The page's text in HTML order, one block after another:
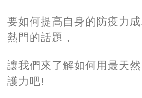
要如何提高自身的防疫力
熱門的話題，
讓我們來了解如何用最天
護力吧!